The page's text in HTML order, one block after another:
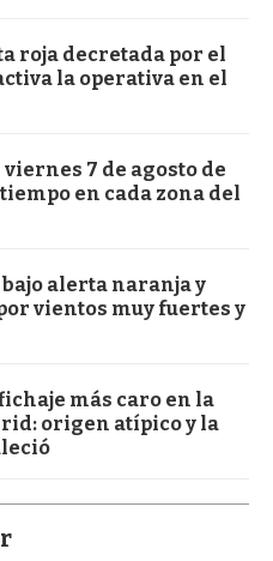
roja decretada por el
la operativa en el
7 de agosto de
en cada zona del
alerta naranja y
vientos muy fuertes y
más caro en la
origen atípico y la